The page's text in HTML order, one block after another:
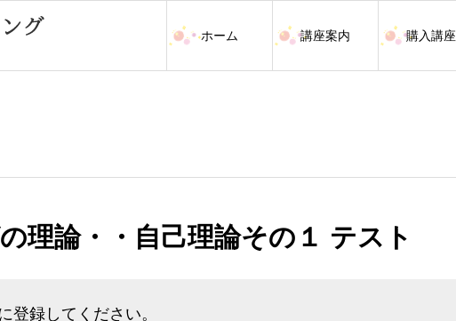
ホーム 講座案内 購入講座
論・・自己理論その１ テスト
登録してください。